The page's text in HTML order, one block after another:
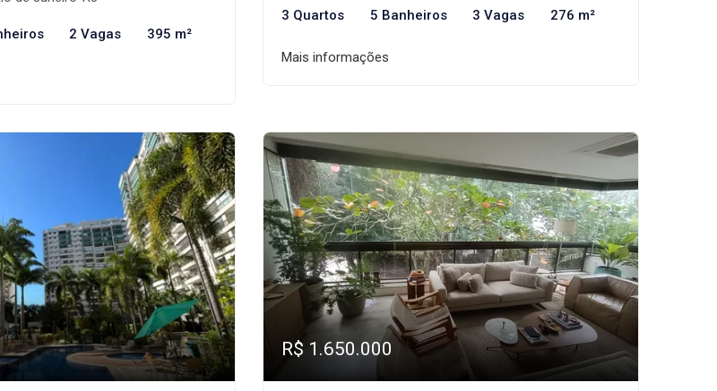
2 Vagas 395 m²
3 Quartos 5 Banheiros 3 Vagas 276 m²
Mais informações
R$ 1.650.000